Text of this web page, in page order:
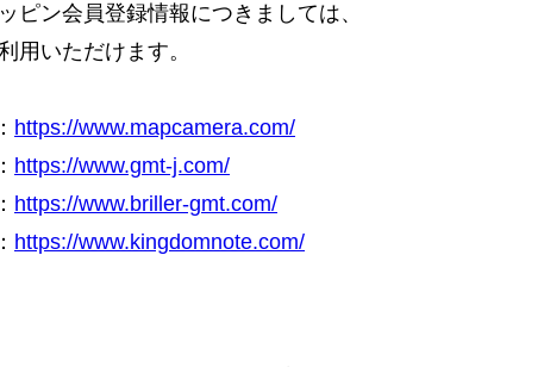
ピン会員登録情報につきましては、
用いただけます。
： https://www.mapcamera.com/
： https://www.gmt-j.com/
： https://www.briller-gmt.com/
： https://www.kingdomnote.com/